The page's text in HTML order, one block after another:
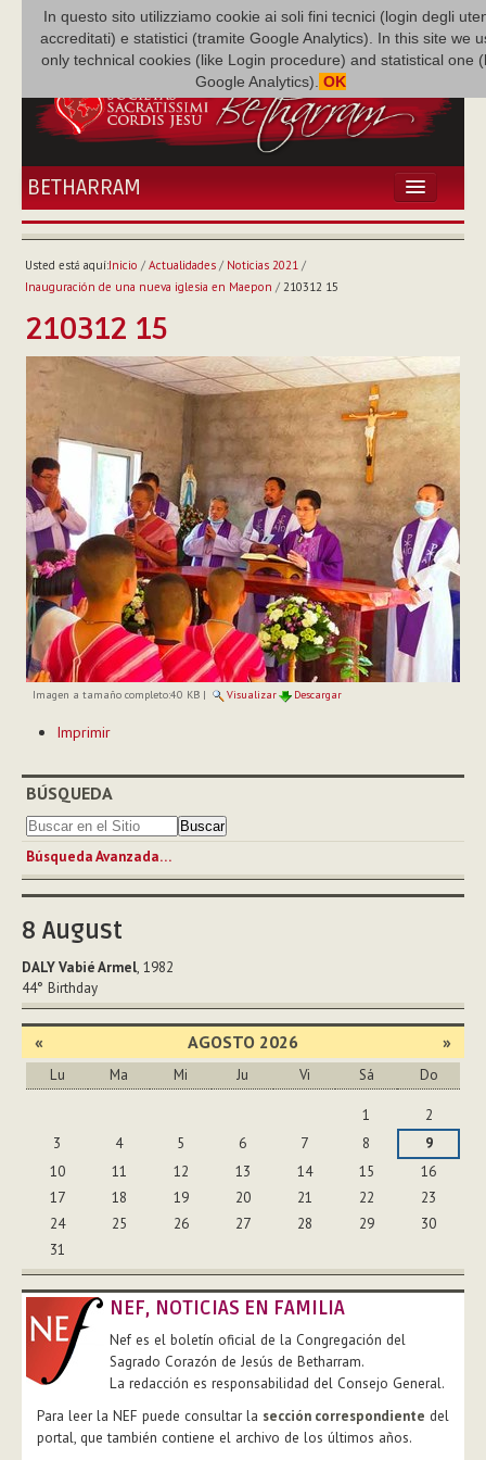
In questo sito utilizziamo cookie ai soli fini tecnici (login degli
accreditati) e statistici (tramite Google Analytics). In this site we
only technical cookies (like Login procedure) and statistical one
Google Analytics). OK
BETHARRAM
INICIO
BETHARRAM
MISIÓN
NEF
MULTIMEDIA
P. AUGUSTO ETCHECOPAR
Usted está aquí:Inicio / Actualidades/ Noticias 2021/
Inauguración de una nueva iglesia en Maepon / 210312 15
210312 15
Imagen a tamaño completo:40 KB| Visualizar Descargar
de
Imprimir
BÚSQUEDA
Búsqueda Avanzada…
8 August
DALY Vabié Armel, 1982
44° Birthday
« AGOSTO 2026 »
Lu Ma Mi Ju Vi Sá Do
1
2
3
4 5 6 7 8
9
10
11 12 13 14 15
16
17
18 19 20 21 22
23
24
25 26 27 28 29
30
31
NEF, NOTICIAS EN FAMILIA
Nef es el boletín oficial de la Congregación del
Sagrado Corazón de Jesús de Betharram.
La redacción es responsabilidad del Consejo General.
Para leer la NEF puede consultar la sección correspondiente del
portal, que también contiene el archivo de los últimos años.